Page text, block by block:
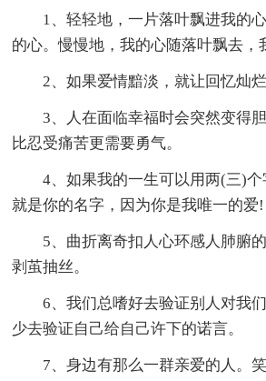
1、轻轻地，一片落叶飘进我的
的心。慢慢地，我的心随落叶飘去，
2、如果爱情黯淡，就让回忆灿烂
3、人在面临幸福时会突然变得
比忍受痛苦更需要勇气。
4、如果我的一生可以用两(三)
就是你的名字，因为你是我唯一的爱!
5、曲折离奇扣人心环感人肺腑
剥茧抽丝。
6、我们总嗜好去验证别人对我
少去验证自己给自己许下的诺言。
7、身边有那么一群亲爱的人。